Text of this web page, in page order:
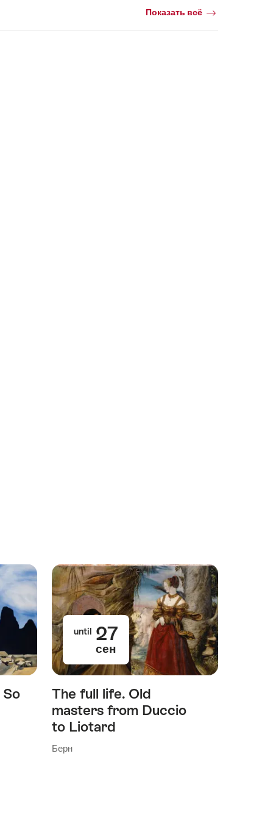
Показать всё
So
until 27
сен
The full life. Old
masters from Duccio
to Liotard
Берн